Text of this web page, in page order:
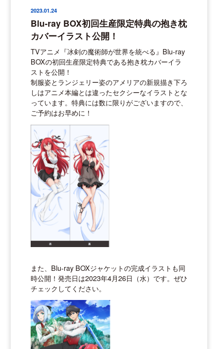
2023.01.24
Blu-ray BOX初回生産限定特典の抱き枕
カバーイラスト公開！
TVアニメ『冰剣の魔術師が世界を統べる』Blu-ray
BOXの初回生産限定特典である抱き枕カバーイラ
ストを公開！
制服姿とランジェリー姿のアメリアの新規描き下ろ
しはアニメ本編とは違ったセクシーなイラストとな
っています。特典には数に限りがございますので、
ご予約はお早めに！
また、Blu-ray BOXジャケットの完成イラストも同
時公開！発売日は2023年4月26日（水）です。ぜひ
チェックしてください。